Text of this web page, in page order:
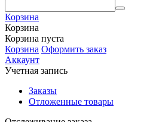
Корзина
Корзина
Корзина пуста
Корзина Оформить заказ
Аккаунт
Учетная запись
Заказы
Отложенные товары